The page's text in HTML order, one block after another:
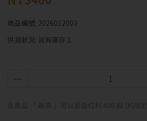
商品編號: 2026012003
供貨狀況: 尚有庫存 1